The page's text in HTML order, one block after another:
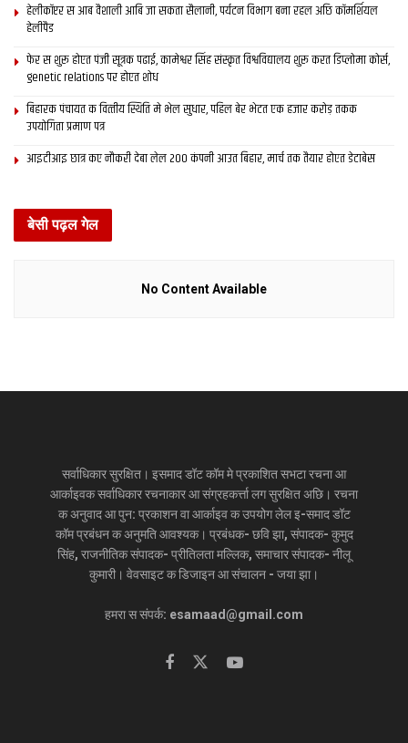
हेलीकॉप्टर स आब वैशाली आबि जा सकता सैलानी, पर्यटन विभाग बना रहल अछि कॉमर्शियल
हेलीपैड
फेर स शुरू होएत पंजी सूत्रक पढाई, कामेश्वर सिंह संस्कृत विश्वविद्यालय शुरू करत डिप्लोमा कोर्स,
genetic relations पर होएत शोध
बिहारक पंचायत क वित्‍तीय स्थिति मे भेल सुधार, पहिल बेर भेटत एक हजार करोड़ तकक
उपयोगिता प्रमाण पत्र
आइटीआइ छात्र कए नौकरी देबा लेल 200 कंपनी आउत बिहार, मार्च तक तैयार होएत डेटाबेस
बेसी पढ़ल गेल
No Content Available
सर्वाधिकार सुरक्षित। इसमाद डॉट कॉम मे प्रकाशित सभटा रचना आ
आर्काइवक सर्वाधिकार रचनाकार आ संग्रहकर्त्ता लग सुरक्षित अछि। रचना
क अनुवाद आ पुन: प्रकाशन वा आर्काइव क उपयोग लेल इ-समाद डॉट
कॉम प्रबंधन क अनुमति आवश्यक। प्रबंधक- छवि झा, संपादक- कुमुद
सिंह, राजनीतिक संपादक- प्रीतिलता मल्लिक, समाचार संपादक- नीलू
कुमारी। वेवसाइट क डिजाइन आ संचालन - जया झा।
हमरा स संपर्क: esamaad@gmail.com